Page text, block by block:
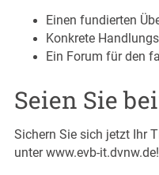
Einen fundierten
Konkrete
Ein Forum für den
Seien Sie
Sichern Sie sich jetzt Ihr
unterwww.evb-it.dvnw.de!